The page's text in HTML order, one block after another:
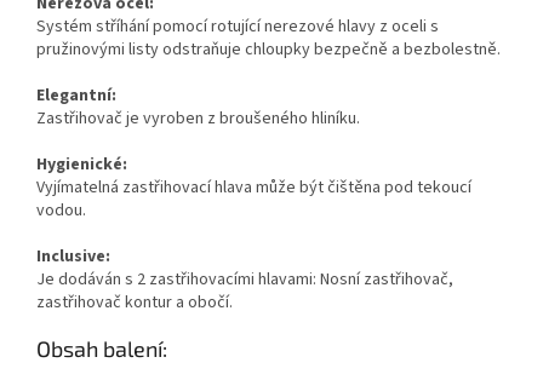
Systém stříhání pomocí rotující nerezové hlavy z oceli s
pružinovými listy odstraňuje chloupky bezpečně a bezbolestně.
Elegantní:
Zastřihovač je vyroben z broušeného hliníku.
Hygienické:
Vyjímatelná zastřihovací hlava může být čištěna pod tekoucí
vodou.
Inclusive:
Je dodáván s 2 zastřihovacími hlavami: Nosní zastřihovač,
zastřihovač kontur a obočí.
Obsah balení: